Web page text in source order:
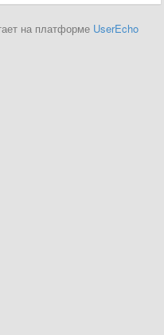
на платформе UserEcho